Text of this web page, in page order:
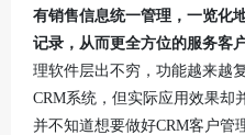
有销售信息统一管理，一览化
记录，从而更全方位的服务客
理软件层出不穷，功能越来越
CRM系统，但实际应用效果却
并不知道想要做好CRM客户管